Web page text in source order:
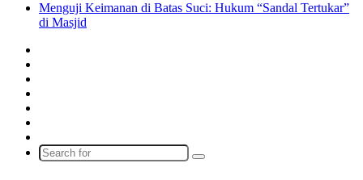
Menguji Keimanan di Batas Suci: Hukum “Sandal Tertukar”
di Masjid
Search